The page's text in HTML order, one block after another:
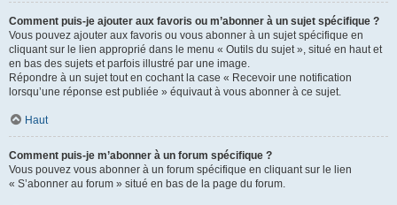
Comment puis-je ajouter aux favoris ou m’abonner à un sujet spécifique ?
Vous pouvez ajouter aux favoris ou vous abonner à un sujet spécifique en
cliquant sur le lien approprié dans le menu « Outils du sujet », situé en haut et
en bas des sujets et parfois illustré par une image.
Répondre à un sujet tout en cochant la case « Recevoir une notification
lorsqu’une réponse est publiée » équivaut à vous abonner à ce sujet.
Haut
Comment puis-je m’abonner à un forum spécifique ?
Vous pouvez vous abonner à un forum spécifique en cliquant sur le lien
« S’abonner au forum » situé en bas de la page du forum.